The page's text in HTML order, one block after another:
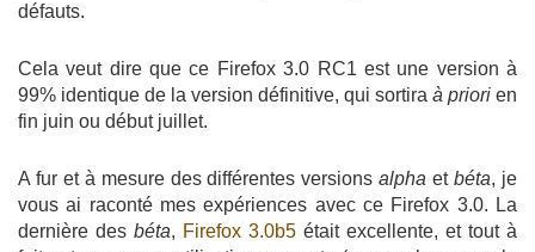
défauts.
Cela veut dire que ce Firefox 3.0 RC1 est une version à
99% identique de la version définitive, qui sortira à priori en
fin juin ou début juillet.
A fur et à mesure des différentes versionsalpha etbéta, je
vous ai raconté mes expériences avec ce Firefox 3.0. La
dernière des béta, Firefox 3.0b5 était excellente, et tout à